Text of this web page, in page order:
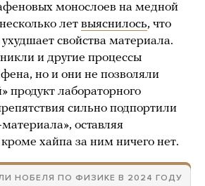
монослоев на медной
лет выяснилось, что
ухудшает свойства материала.
и другие процессы
но и они не позволяли
продукт лабораторного
сильно подпортили
оставляя
хайпа за ним ничего нет.
НОБЕЛЯ ПО ФИЗИКЕ В 2024 ГОДУ